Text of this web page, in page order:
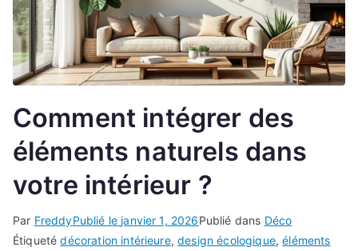
Comment intégrer des
éléments naturels dans
votre intérieur ?
Par FreddyPublié le janvier 1, 2026Publié dans Déco
Étiquetédécoration intérieure,design écologique,éléments